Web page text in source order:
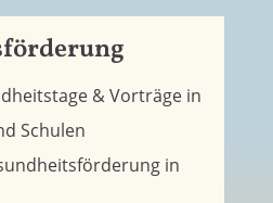
& Vorträge in
Schulen
in